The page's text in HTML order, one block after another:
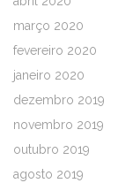
março 2020
fevereiro 2020
janeiro 2020
dezembro 2019
novembro 2019
outubro 2019
agosto 2019